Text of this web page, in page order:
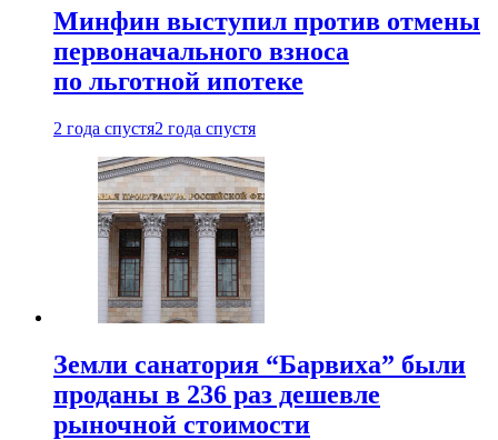
Минфин выступил против отмены
первоначального взноса
по льготной ипотеке
2 года спустя2 года спустя
Земли санатория “Барвиха” были
проданы в 236 раз дешевле
рыночной стоимости